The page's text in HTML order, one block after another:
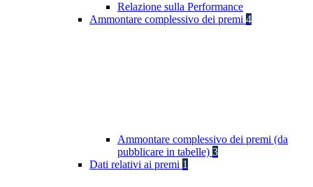
Relazione sulla Performance
Ammontare complessivo dei premi 4
Ammontare complessivo dei premi (da
pubblicare in tabelle) 3
Dati relativi ai premi 1